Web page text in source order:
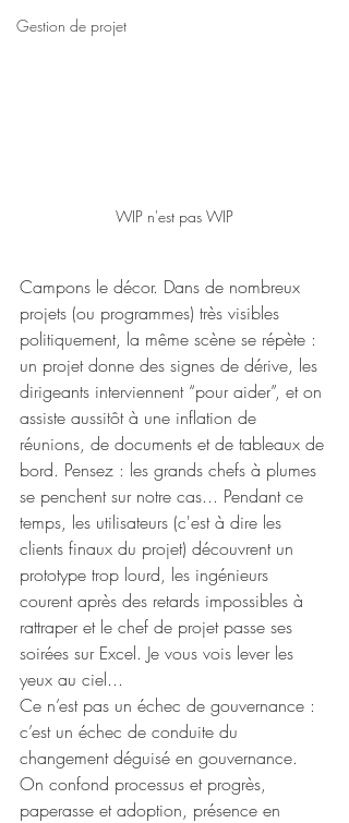
Gestion de projet
WIP n'est pas WIP
Campons le décor. Dans de nombreux
projets (ou programmes) très visibles
politiquement, la même scène se répète :
un projet donne des signes de dérive, les
dirigeants interviennent “pour aider”, et on
assiste aussitôt à une inflation de
réunions, de documents et de tableaux de
bord. Pensez : les grands chefs à plumes
se penchent sur notre cas... Pendant ce
temps, les utilisateurs (c'est à dire les
clients finaux du projet) découvrent un
prototype trop lourd, les ingénieurs
courent après des retards impossibles à
rattraper et le chef de projet passe ses
soirées sur Excel. Je vous vois lever les
yeux au ciel...
Ce n’est pas un échec de gouvernance :
c’est un échec de conduite du
changement déguisé en gouvernance.
On confond processus et progrès,
paperasse et adoption, présence en